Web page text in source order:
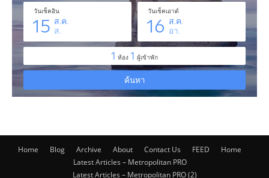
Home Blog Archive About Contact Us FEED
Home
Latest Articles – Metropolitan PRO
Latest Articles – Metropolitan PRO (2)